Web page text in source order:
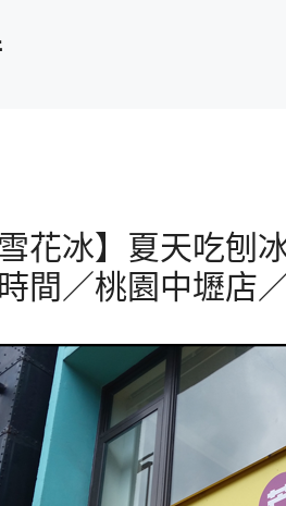
雪花冰】夏天吃刨
間／桃園中壢店